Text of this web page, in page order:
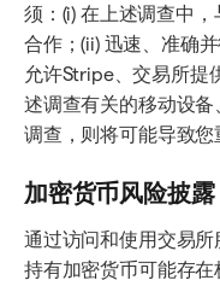
须：(i) 在上述调查中
合作；(ii) 迅速、准确
允许Stripe、交易所提
述调查有关的移动设
调查，则将可能导致
加密货币风险披露
通过访问和使用交易
持有加密货币可能存